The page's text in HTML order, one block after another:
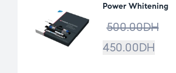
Power Whitening
500.00DH
450.00DH